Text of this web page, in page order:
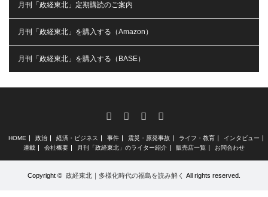
月刊「政経東北」定期購読のご案内
月刊「政経東北」を購入する（Amazon）
月刊「政経東北」を購入する（BASE）
FacebookInstagram
RSS
HOME 政治 経済・ビジネス 事件 震災・原発事故 ライフ・教育
インタビュー
連載
会社概要 月刊「政経東北」のライター紹介 販売店一覧 お問合わせ
Copyright © 政経東北｜多様化時代の福島を読み解く All rights reserved.